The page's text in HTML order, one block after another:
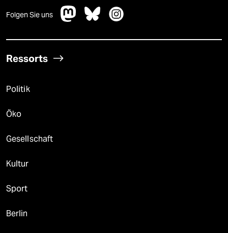
Folgen Sie uns
Ressorts
Politik
Öko
Gesellschaft
Kultur
Sport
Berlin